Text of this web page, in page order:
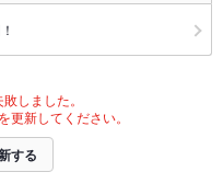
しました。
新してください。
する